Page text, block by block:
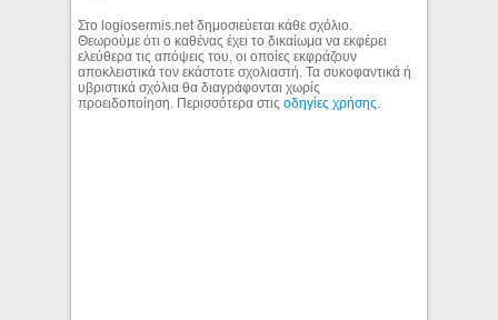
Στο logiosermis.net δημοσιεύεται κάθε σχόλιο.
Θεωρούμε ότι ο καθένας έχει το δικαίωμα να εκφέρει
ελεύθερα τις απόψεις του, οι οποίες εκφράζουν
αποκλειστικά τον εκάστοτε σχολιαστή. Τα συκοφαντικά ή
υβριστικά σχόλια θα διαγράφονται χωρίς
προειδοποίηση. Περισσότερα στιςοδηγίες χρήσης